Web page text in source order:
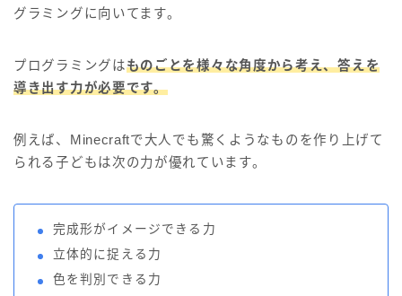
グラミングに向いてます。
プログラミングはものごとを様々な角度から考え、答えを
導き出す力が必要です。
例えば、Minecraftで大人でも驚くようなものを作り上げて
られる子どもは次の力が優れています。
完成形がイメージできる力
立体的に捉える力
色を判別できる力